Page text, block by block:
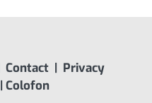
Contact| Privacy
| Colofon